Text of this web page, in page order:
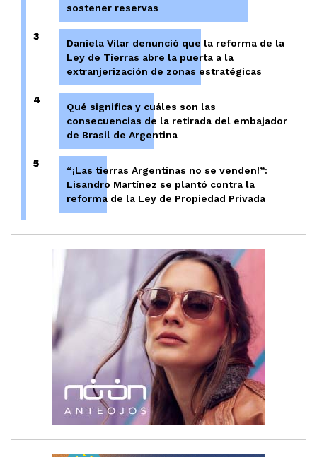
sostener reservas
3
Daniela Vilar denunció que la reforma de la
Ley de Tierras abre la puerta a la
extranjerización de zonas estratégicas
4
Qué significa y cuáles son las
consecuencias de la retirada del embajador
de Brasil de Argentina
5
“¡Las tierras Argentinas no se venden!”:
Lisandro Martínez se plantó contra la
reforma de la Ley de Propiedad Privada